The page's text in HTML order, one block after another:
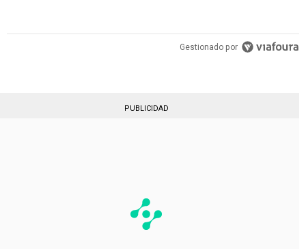
Gestionado por
PUBLICIDAD